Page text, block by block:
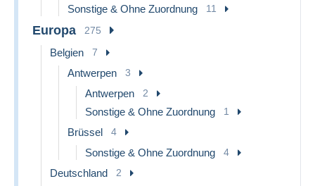
Sonstige & Ohne Zuordnung 11
Europa 275
Belgien 7
Antwerpen 3
Antwerpen 2
Sonstige & Ohne Zuordnung 1
Brüssel 4
Sonstige & Ohne Zuordnung 4
Deutschland 2